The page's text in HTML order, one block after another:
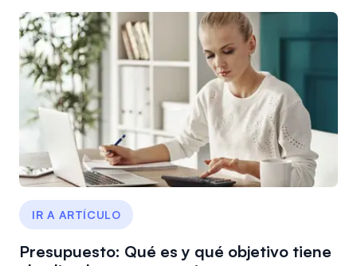
IR A ARTÍCULO
Presupuesto: Qué es y qué objetivo tiene